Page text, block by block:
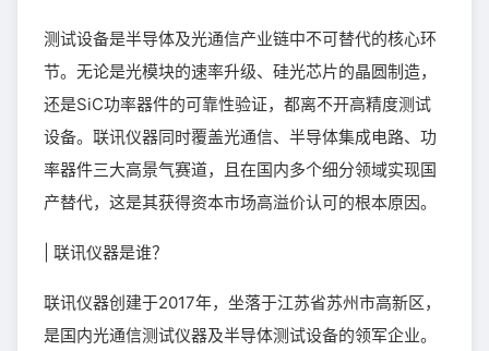
测试设备是半导体及光通信产业链中不可替代的核心环
节。无论是光模块的速率升级、硅光芯片的晶圆制造，
还是SiC功率器件的可靠性验证，都离不开高精度测试
设备。联讯仪器同时覆盖光通信、半导体集成电路、功
率器件三大高景气赛道，且在国内多个细分领域实现国
产替代，这是其获得资本市场高溢价认可的根本原因。
| 联讯仪器是谁？
联讯仪器创建于2017年，坐落于江苏省苏州市高新区，
是国内光通信测试仪器及半导体测试设备的领军企业。